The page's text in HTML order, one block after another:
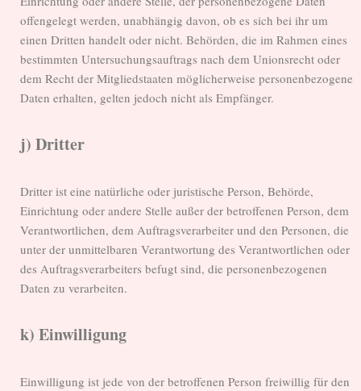
offengelegt werden, unabhängig davon, ob es sich bei ihr um
einen Dritten handelt oder nicht. Behörden, die im Rahmen eines
bestimmten Untersuchungsauftrags nach dem Unionsrecht oder
dem Recht der Mitgliedstaaten möglicherweise personenbezogene
Daten erhalten, gelten jedoch nicht als Empfänger.
j) Dritter
Dritter ist eine natürliche oder juristische Person, Behörde,
Einrichtung oder andere Stelle außer der betroffenen Person, dem
Verantwortlichen, dem Auftragsverarbeiter und den Personen, die
unter der unmittelbaren Verantwortung des Verantwortlichen oder
des Auftragsverarbeiters befugt sind, die personenbezogenen
Daten zu verarbeiten.
k) Einwilligung
Einwilligung ist jede von der betroffenen Person freiwillig für den